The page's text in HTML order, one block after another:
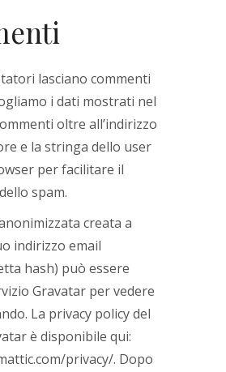
lasciano commenti
i dati mostrati nel
oltre all’indirizzo
e la stringa dello user
per facilitare il
spam.
creata a
indirizzo email
hash) può essere
Gravatar per vedere
La privacy policy del
è disponibile qui:
privacy/. Dopo